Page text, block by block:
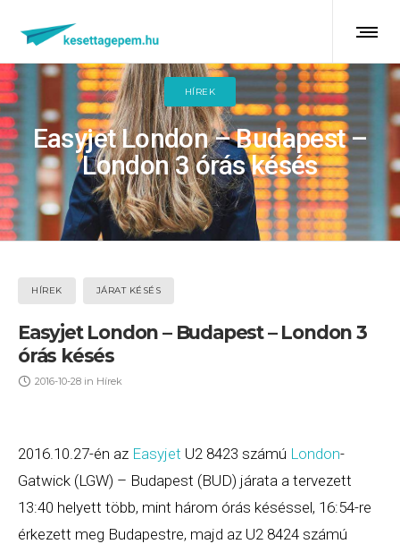
HÍREK
Easyjet London – Budapest –
London 3 órás késés
HÍREK JÁRAT KÉSÉS
Easyjet London – Budapest – London 3
órás késés
2016-10-28 in Hírek
2016.10.27-én az Easyjet U2 8423 számú London-
Gatwick (LGW) – Budapest (BUD) járata a tervezett
13:40 helyett több, mint három órás késéssel, 16:54-re
érkezett meg Budapestre, majd az U2 8424 számú